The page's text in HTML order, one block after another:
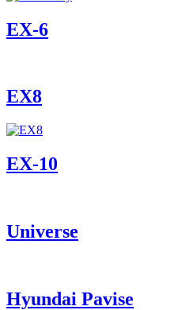
ЕХ-6
EX8
ЕХ-10
Universe
Hyundai Pavise